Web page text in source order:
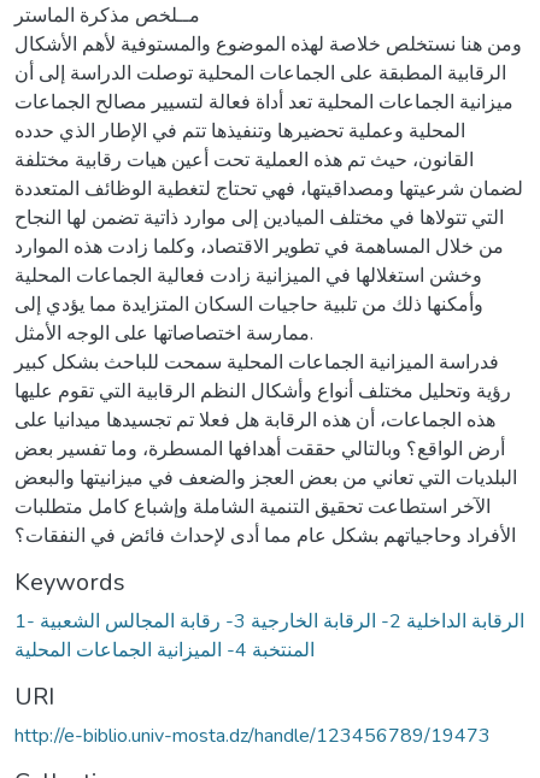
مــلخص مذكرة الماستر
ومن هنا نستخلص خلاصة لهذه الموضوع والمستوفية لأهم الأشكال
الرقابية المطبقة على الجماعات المحلية توصلت الدراسة إلى أن
ميزانية الجماعات المحلية تعد أداة فعالة لتسيير مصالح الجماعات
المحلية وعملية تحضيرها وتنفيذها تتم في الإطار الذي حدده
القانون، حيث تم هذه العملية تحت أعين هيات رقابية مختلفة
لضمان شرعيتها ومصداقيتها، فهي تحتاج لتغطية الوظائف المتعددة
التي تتولاها في مختلف الميادين إلى موارد ذاتية تضمن لها النجاح
من خلال المساهمة في تطوير الاقتصاد، وكلما زادت هذه الموارد
وخشن استغلالها في الميزانية زادت فعالية الجماعات المحلية
وأمكنها ذلك من تلبية حاجيات السكان المتزايدة مما يؤدي إلى
ممارسة اختصاصاتها على الوجه الأمثل.
فدراسة الميزانية الجماعات المحلية سمحت للباحث بشكل كبير
رؤية وتحليل مختلف أنواع وأشكال النظم الرقابية التي تقوم عليها
هذه الجماعات، أن هذه الرقابة هل فعلا تم تجسيدها ميدانيا على
أرض الواقع؟ وبالتالي حققت أهدافها المسطرة، وما تفسير بعض
البلديات التي تعاني من بعض العجز والضعف في ميزانيتها والبعض
الآخر استطاعت تحقيق التنمية الشاملة وإشباع كامل متطلبات
الأفراد وحاجياتهم بشكل عام مما أدى لإحداث فائض في النفقات؟
Keywords
1- الرقابة الداخلية 2- الرقابة الخارجية 3- رقابة المجالس الشعبية
المنتخبة 4- الميزانية الجماعات المحلية
URI
http://e-biblio.univ-mosta.dz/handle/123456789/19473